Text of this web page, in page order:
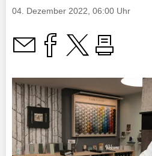
04. Dezember 2022, 06:00 Uhr